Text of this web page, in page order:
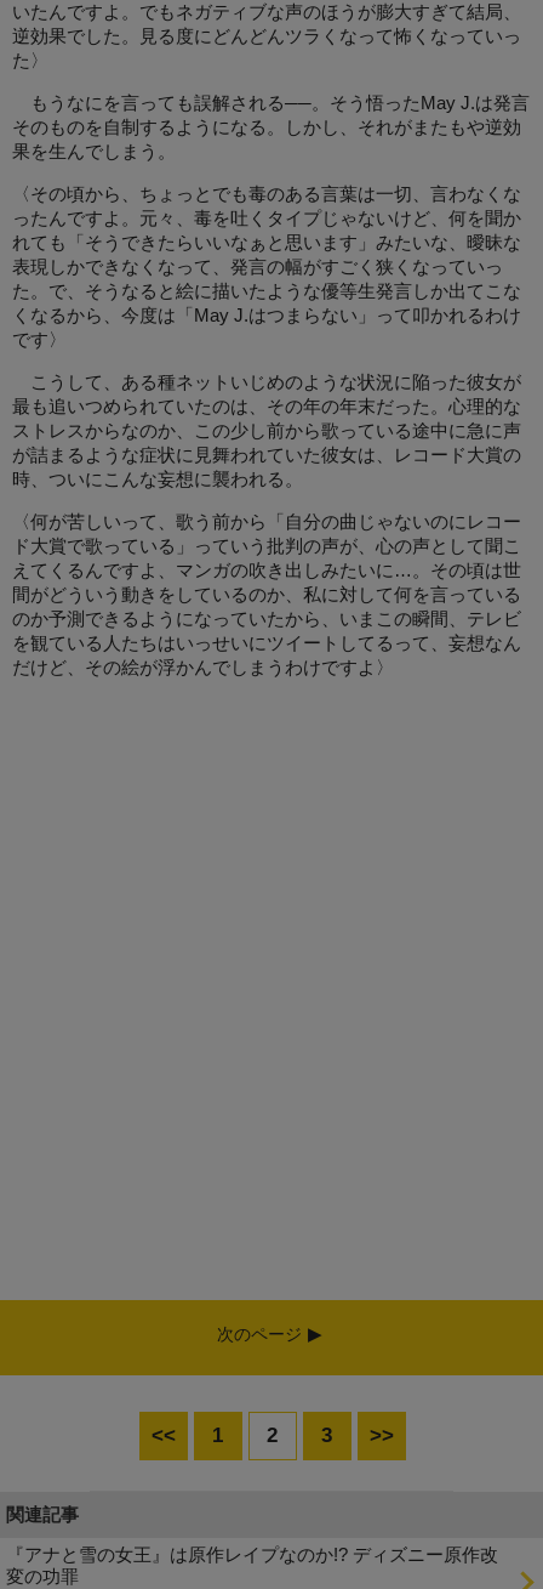
いたんですよ。でもネガティブな声のほうが膨大すぎて結局、
逆効果でした。見る度にどんどんツラくなって怖くなっていっ
た〉
もうなにを言っても誤解される──。そう悟ったMay J.は発言
そのものを自制するようになる。しかし、それがまたもや逆効
果を生んでしまう。
〈その頃から、ちょっとでも毒のある言葉は一切、言わなくな
ったんですよ。元々、毒を吐くタイプじゃないけど、何を聞か
れても「そうできたらいいなぁと思います」みたいな、曖昧な
表現しかできなくなって、発言の幅がすごく狭くなっていっ
た。で、そうなると絵に描いたような優等生発言しか出てこな
くなるから、今度は「May J.はつまらない」って叩かれるわけ
です〉
こうして、ある種ネットいじめのような状況に陥った彼女が
最も追いつめられていたのは、その年の年末だった。心理的な
ストレスからなのか、この少し前から歌っている途中に急に声
が詰まるような症状に見舞われていた彼女は、レコード大賞の
時、ついにこんな妄想に襲われる。
〈何が苦しいって、歌う前から「自分の曲じゃないのにレコー
ド大賞で歌っている」っていう批判の声が、心の声として聞こ
えてくるんですよ、マンガの吹き出しみたいに…。その頃は世
間がどういう動きをしているのか、私に対して何を言っている
のか予測できるようになっていたから、いまこの瞬間、テレビ
を観ている人たちはいっせいにツイートしてるって、妄想なん
だけど、その絵が浮かんでしまうわけですよ〉
次のページ
<< 1 2 3 >>
関連記事
『アナと雪の女王』は原作レイプなのか!? ディズニー原作改
変の功罪